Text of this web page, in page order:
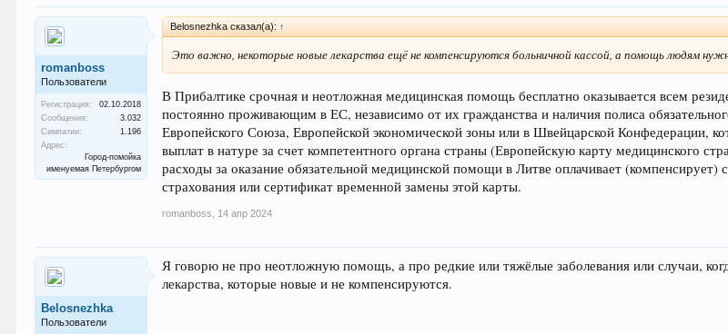
romanboss
Пользователи
Регистрация:
02.10.2018
Сообщения:
3.032
Симпатии:
1.196
Адрес:
Город-помойка
именуемая Петербургом
Belosnezhka сказал(а): ↑
Это важно, некоторые новые лекарства ещё не компенсируются больничной кассой, а помощь людям
В Прибалтике срочная и неотложная медицинская помощь бесплатно оказывается всем
постоянно проживающим в ЕС, независимо от их гражданства и наличия полиса
Европейского Союза, Европейской экономической зоны или в Швейцарской Конфедерации,
выплат в натуре за счет компетентного органа страны (Европейскую карту медицинского
расходы за оказание обязательной медицинской помощи в Литве оплачивает
страхования или сертификат временной замены этой карты.
romanboss 14 апр 2024
Belosnezhka
Пользователи
Я говорю не про неотложную помощь, а про редкие или тяжёлые заболевания или случаи,
лекарства, которые новые и не компенсируются.